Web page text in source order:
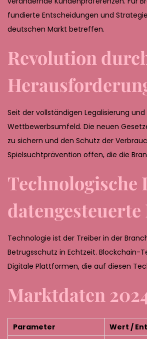
2
,
0
6
fundierte Entscheidungen und
deutschen Markt betreffen.
Revolution
Seit der vollständigen Legalisierung
Wettbewerbsumfeld. Die neuen
zu sichern und den Schutz der
Spielsuchtprävention offen, die die
Technologie ist der Treiber in der
Betrugsschutz in Echtzeit. Blockchain-
Digitale Plattformen, die auf diesen
Marktdaten
Parameter Wert /